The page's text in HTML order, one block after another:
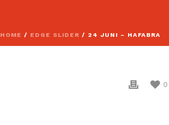
HOME / EDGE SLIDER / 24 JUNI – HAFABRA
0